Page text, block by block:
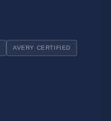
AVERY CERTIFIED